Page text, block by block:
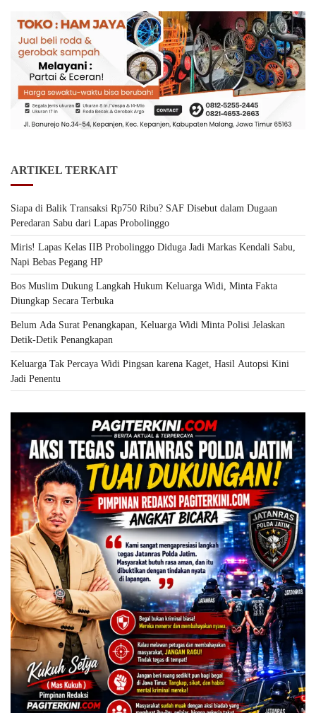
ARTIKEL TERKAIT
Siapa di Balik Transaksi Rp750 Ribu? SAF Disebut dalam Dugaan
Peredaran Sabu dari Lapas Probolinggo
Miris! Lapas Kelas IIB Probolinggo Diduga Jadi Markas Kendali Sabu,
Napi Bebas Pegang HP
Bos Muslim Dukung Langkah Hukum Keluarga Widi, Minta Fakta
Diungkap Secara Terbuka
Belum Ada Surat Penangkapan, Keluarga Widi Minta Polisi Jelaskan
Detik-Detik Penangkapan
Keluarga Tak Percaya Widi Pingsan karena Kaget, Hasil Autopsi Kini
Jadi Penentu